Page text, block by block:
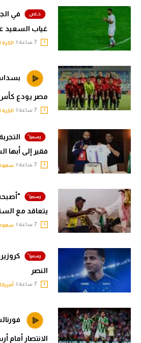
في
غياب السعيد
الكرة
مصر يودع كأس
الكرة
فقير إلى أبها
يتعاقد مع
النصر
أمريكا
الانتصار أمام